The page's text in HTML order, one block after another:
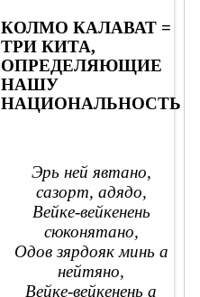
КОЛМО КАЛАВАТ =
ТРИ КИТА,
ОПРЕДЕЛЯЮЩИЕ
НАШУ
НАЦИОНАЛЬНОСТЬ
Эрь ней явтано,
сазорт, адядо,
Вейке-вейкенень
сюконятано,
Одов зярдояк минь а
нейтяно,
Вейке-вейкенень а